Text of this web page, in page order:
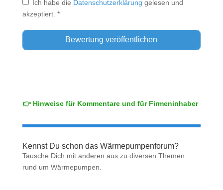
Ich habe die Datenschutzerklärung gelesen und
akzeptiert. *
👉 Hinweise für Kommentare und für Firmeninhaber
Kennst Du schon das Wärmepumpenforum?
Tausche Dich mit anderen aus zu diversen Themen
rund um Wärmepumpen.